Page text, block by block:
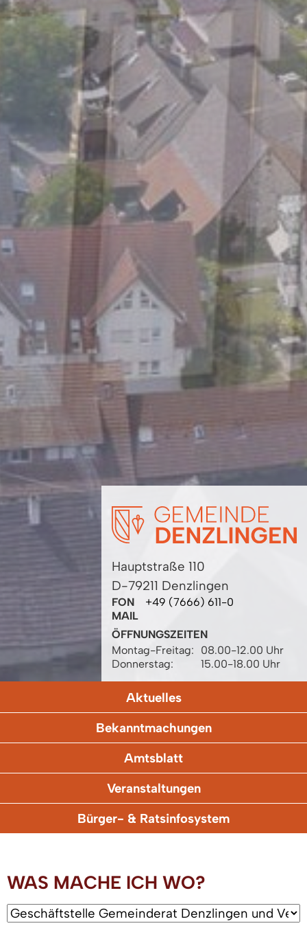
Hauptstraße 110
D-79211 Denzlingen
FON
+49 (7666) 611-0
MAIL
ÖFFNUNGSZEITEN
Montag-Freitag:
08.00-12.00 Uhr
Donnerstag:
15.00-18.00 Uhr
Aktuelles
Bekanntmachungen
Amtsblatt
Veranstaltungen
Bürger- & Ratsinfosystem
WAS MACHE ICH WO?